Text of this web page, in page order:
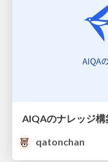
AIQAのナレッジ構
qatonchan